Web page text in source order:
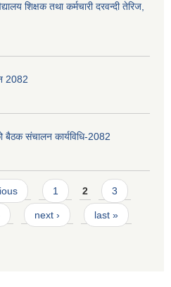
शिक्षक तथा कर्मचारी दरवन्दी तेरिज,
2082
बैठक संचालन कार्यविधि-2082
1 2 3
next › last »